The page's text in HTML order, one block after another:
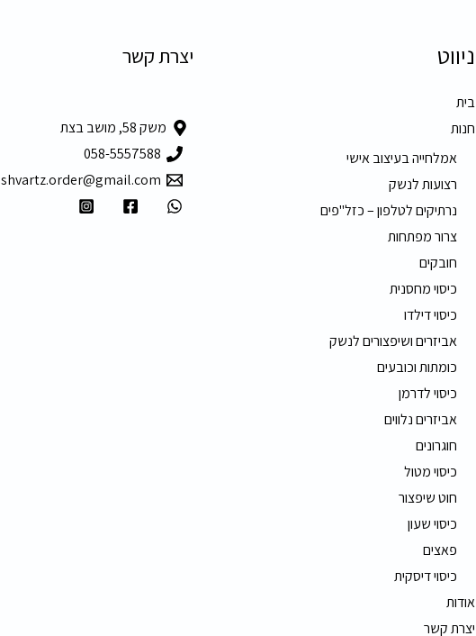
ניווט
בית
חנות
אמלחייה בעיצוב אישי
רצועות לנשק
נרתיקים לטלפון – כזל"פים
צרור מפתחות
חובקים
כיסוי מחסנית
כיסוי דילדו
אביזרים ושיפצורים לנשק
כומתות וכובעים
כיסוי לדרמן
אביזרים נלווים
חוגרונים
כיסוי מטול
חוט שיפצור
כיסוי שעון
פאצים
כיסוי דיסקית
אודות
יצרת קשר
יצרת קשר
משק 58, מושב בצת
058-5557588
shvartz.order@gmail.com